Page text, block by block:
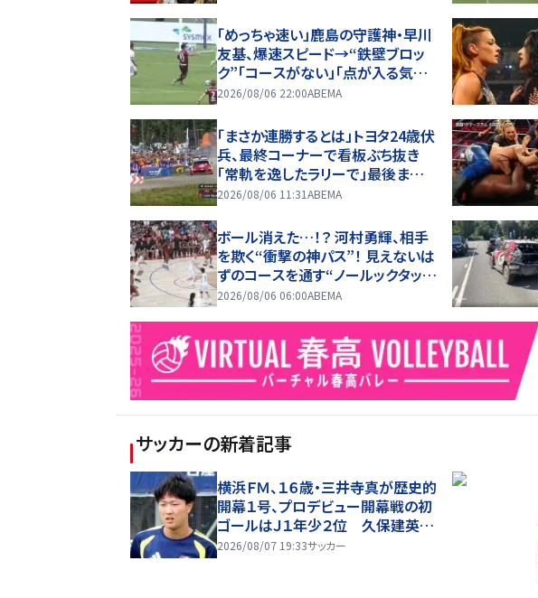
「めっちゃ速い」鹿島の守護神・早川
友基、爆速スピード→“鉄壁ブロッ
ク”「コースがない」「点が入る気が
しない」驚異の判断力と飛び出しで
2026/08/06 22:00ABEMA
「まさか連勝するとは」トヨタ24歳伏
兵、最終コーナーで看板ぶち抜き
「常軌を逸したラリーで」最後ま
で“全開”貫き躍動
2026/08/06 11:31ABEMA
ボール消えた…！？ 河村勇輝、相手
を欺く“衝撃の神パス”！ 見えないは
ずのコースを通す“ノールックタッ
プ”… 完璧アシストにアリーナ熱狂
2026/08/06 06:00ABEMA
サッカーの新着記事
横浜ＦＭ、１６歳・三井寺真が歴史的
開幕１号、プロデビュー開幕戦の初
ゴールはＪ１年少２位 久保建英超
えでクラブ記録も更新
2026/08/07 19:33サッカー